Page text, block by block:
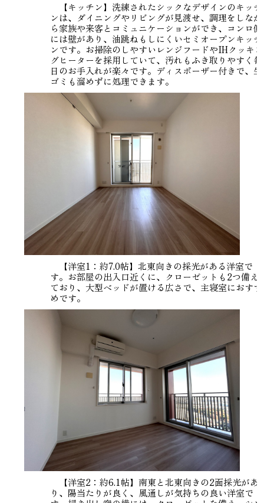
【キッチン】洗練されたシックなデザインのキッチ
ンは、ダイニングやリビングが見渡せ、調理をしなが
ら家族や来客とコミュニケーションができ、コンロ側
には壁があり、油跳ねもしにくいセミオープンキッチ
ンです。お掃除のしやすいレンジフードやIHクッキン
グヒーターを採用していて、汚れもふき取りやすく毎
日のお手入れが楽々です。ディスポーザー付きで、生
ゴミも溜めずに処理できます。
【洋室1：約7.0帖】北東向きの採光がある洋室で
す。お部屋の出入口近くに、クローゼットも2つ備え
ており、大型ベッドが置ける広さで、主寝室におすす
めです。
【洋室2：約6.1帖】南東と北東向きの2面採光があ
り、陽当たりが良く、風通しが気持ちの良い洋室で